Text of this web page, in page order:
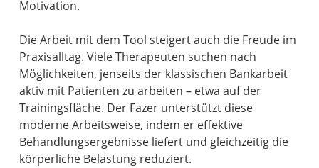
Motivation.
Die Arbeit mit dem Tool steigert auch die Freude im
Praxisalltag. Viele Therapeuten suchen nach
Möglichkeiten, jenseits der klassischen Bankarbeit
aktiv mit Patienten zu arbeiten – etwa auf der
Trainingsfläche. Der Fazer unterstützt diese
moderne Arbeitsweise, indem er effektive
Behandlungsergebnisse liefert und gleichzeitig die
körperliche Belastung reduziert.